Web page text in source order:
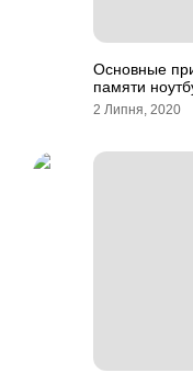
Основные
памяти
2 Липня, 2020